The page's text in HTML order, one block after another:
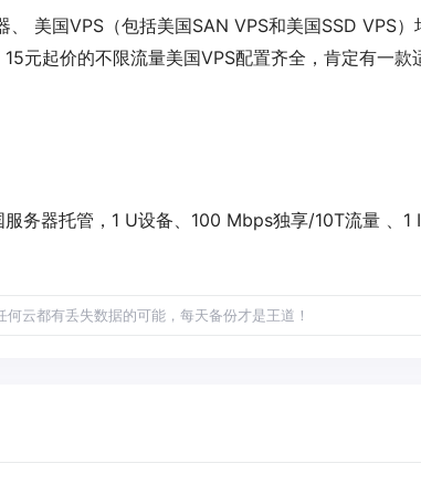
美国VPS（包括美国SAN VPS和美国SSD VPS）
15元起价的不限流量美国VPS配置齐全，肯定有一款
务器托管，1 U设备、100 Mbps独享/10T流量 、1
云都有丢失数据的可能，每天备份才是王道！